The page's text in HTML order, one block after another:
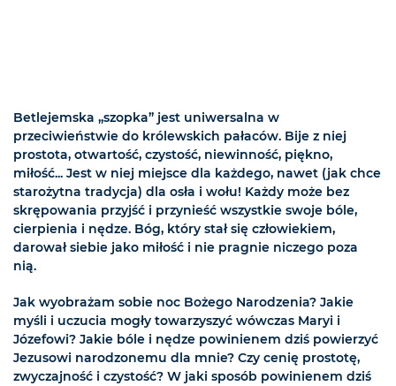
Betlejemska „szopka” jest uniwersalna w
przeciwieństwie do królewskich pałaców. Bije z niej
prostota, otwartość, czystość, niewinność, piękno,
miłość... Jest w niej miejsce dla każdego, nawet (jak chce
starożytna tradycja) dla osła i wołu! Każdy może bez
skrępowania przyjść i przynieść wszystkie swoje bóle,
cierpienia i nędze. Bóg, który stał się człowiekiem,
darował siebie jako miłość i nie pragnie niczego poza
nią.
Jak wyobrażam sobie noc Bożego Narodzenia? Jakie
myśli i uczucia mogły towarzyszyć wówczas Maryi i
Józefowi? Jakie bóle i nędze powinienem dziś powierzyć
Jezusowi narodzonemu dla mnie? Czy cenię prostotę,
zwyczajność i czystość? W jaki sposób powinienem dziś